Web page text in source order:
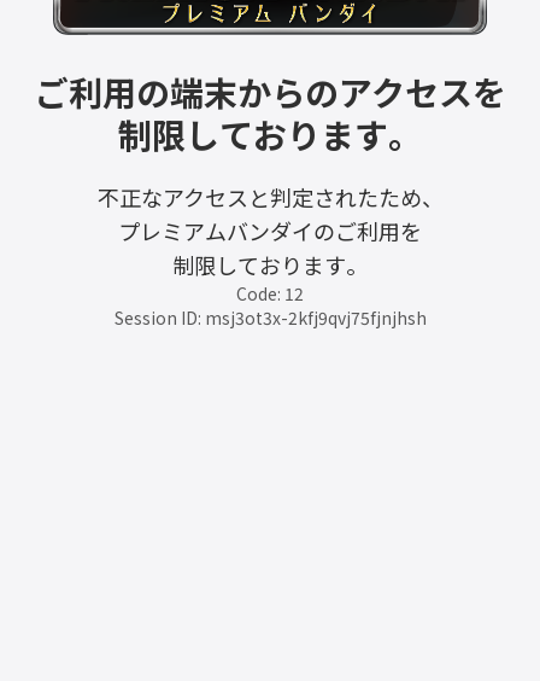
ご利用の端末からのアクセスを
制限しております。
不正なアクセスと判定されたため、
プレミアムバンダイのご利用を
制限しております。
Code: 12
Session ID: msj3ot3x-2kfj9qvj75fjnjhsh